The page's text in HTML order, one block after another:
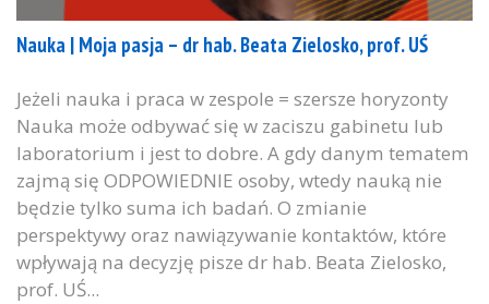
Nauka | Moja pasja – dr hab. Beata Zielosko, prof. UŚ
Jeżeli nauka i praca w zespole = szersze horyzonty
Nauka może odbywać się w zaciszu gabinetu lub
laboratorium i jest to dobre. A gdy danym tematem
zajmą się ODPOWIEDNIE osoby, wtedy nauką nie
będzie tylko suma ich badań. O zmianie
perspektywy oraz nawiązywanie kontaktów, które
wpływają na decyzję pisze dr hab. Beata Zielosko,
prof. UŚ...